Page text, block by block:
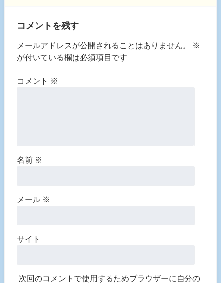
コメントを残す
メールアドレスが公開されることはありません。
※
が付いている欄は必須項目です
コメント ※
名前 ※
メール ※
サイト
次回のコメントで使用するためブラウザーに自分の